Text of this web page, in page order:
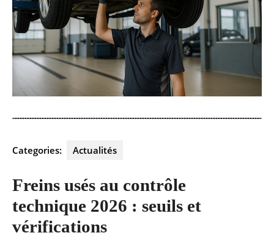
Categories: Actualités
Freins usés au contrôle
technique 2026 : seuils et
vérifications